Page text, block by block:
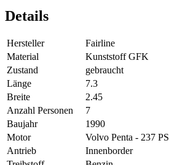
Details
Hersteller
Fairline
Material
Kunststoff GFK
Zustand
gebraucht
Länge
7.3
Breite
2.45
Anzahl Personen
7
Baujahr
1990
Motor
Volvo Penta - 237 PS
Antrieb
Innenborder